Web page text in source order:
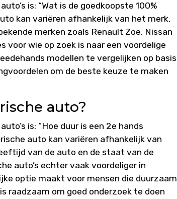
is: “Wat is de goedkoopste 100%
kan variëren afhankelijk van het merk,
merken zoals Renault Zoe, Nissan
voor wie op zoek is naar een voordelige
modellen te vergelijken op basis
om de beste keuze te maken
auto?
is: “Hoe duur is een 2e hands
auto kan variëren afhankelijk van
van de auto en de staat van de
auto’s echter vaak voordeliger in
optie maakt voor mensen die duurzaam
raadzaam om goed onderzoek te doen